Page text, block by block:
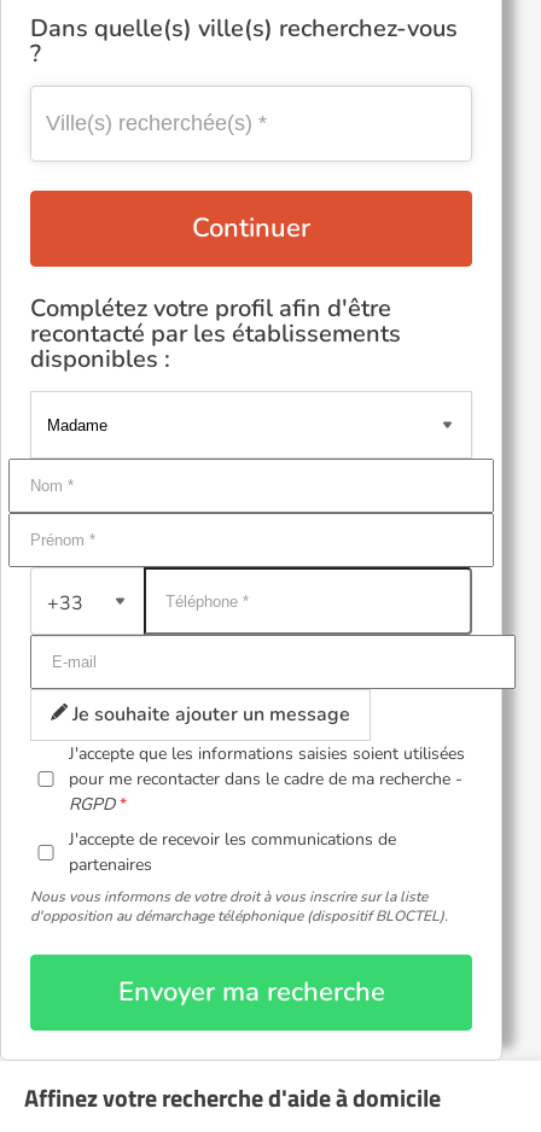
Dans quelle(s) ville(s) recherchez-vous
?
Continuer
Complétez votre profil afin d'être
recontacté par les établissements
disponibles :
+33
Je souhaite ajouter un message
J'accepte que les informations saisies soient utilisées
pour me recontacter dans le cadre de ma recherche -
RGPD
J'accepte de recevoir les communications de
partenaires
Nous vous informons de votre droit à vous inscrire sur la liste
d'opposition au démarchage téléphonique (dispositif BLOCTEL).
Envoyer ma recherche
Affinez votre recherche d'aide à domicile